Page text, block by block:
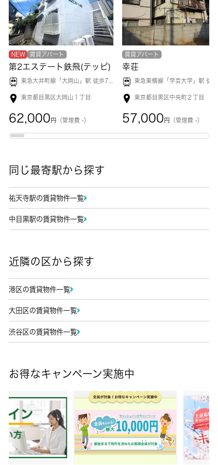
NEW 賃貸アパート
第2エステート鉄飛(テッピ)
東急大井町線「 大岡山 」駅 徒歩7分
東京都目黒区大岡山１丁目
62,000 円 （管理費 -）
賃貸アパート
幸荘
東急東横線「学芸大学 」駅 徒歩4
東京都目黒区中央町２丁目
57,000 円 （管理費 -）
同じ最寄駅から探す
祐天寺駅の賃貸物件一覧
中目黒駅の賃貸物件一覧
近隣の区から探す
港区の賃貸物件一覧
大田区の賃貸物件一覧
渋谷区の賃貸物件一覧
お得なキャンペーン実施中